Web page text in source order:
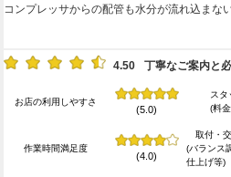
コンプレッサからの配管も水分が流れ込まな
4.50 丁寧なご案内と
お店の利用しやすさ
(5.0)
スタ
(料
作業時間満足度
(4.0)
取付・
(バランス
仕上げ等)